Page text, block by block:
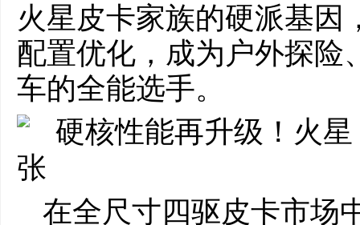
火星皮卡家族的硬派基因
配置优化，成为户外探险
车的全能选手。
在全尺寸四驱皮卡市场